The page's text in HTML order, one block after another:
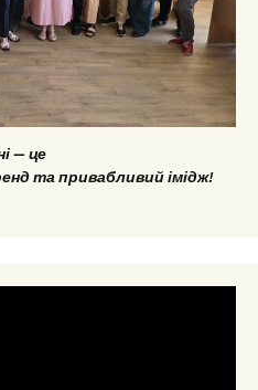
— це
та привабливий імідж!